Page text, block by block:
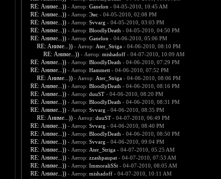
RE: Аниме...)) - Автор: Ganelon - 04-05-2010, 10:45 AM
RE: Аниме...)) - Автор: Энс- 04-05-2010, 02:08 PM
RE: Аниме...)) - Автор: Svvarg - 04-05-2010, 03:03 PM
RE: Аниме...)) - Автор: BloodlyDeath - 04-05-2010, 04:50 PM
RE: Аниме...)) - Автор: Ganelon - 04-06-2010, 05:06 PM
RE: Аниме...)) - Автор: Ater_Striga- 04-06-2010, 08:10 PM
RE: Аниме...)) - Автор: mishadoff- 04-07-2010, 10:09 AM
RE: Аниме...)) - Автор: BloodlyDeath - 04-06-2010, 07:29 PM
RE: Аниме...)) - Автор: Hammett- 04-06-2010, 07:52 PM
RE: Аниме...)) - Автор: Ater_Striga- 04-06-2010, 08:06 PM
RE: Аниме...)) - Автор: BloodlyDeath - 04-06-2010, 08:16 PM
RE: Аниме...)) - Автор: duuST- 04-06-2010, 08:20 PM
RE: Аниме...)) - Автор: BloodlyDeath - 04-06-2010, 08:31 PM
RE: Аниме...)) - Автор: Svvarg - 04-06-2010, 08:35 PM
RE: Аниме...)) - Автор: duuST- 04-07-2010, 06:49 PM
RE: Аниме...)) - Автор: Svvarg - 04-06-2010, 08:40 PM
RE: Аниме...)) - Автор: BloodlyDeath - 04-06-2010, 08:50 PM
RE: Аниме...)) - Автор: Svvarg - 04-06-2010, 09:04 PM
RE: Аниме...)) - Автор: Ater_Striga- 04-07-2010, 05:25 AM
RE: Аниме...)) - Автор: zzashpaupat- 04-07-2010, 07:53 AM
RE: Аниме...)) - Автор: ImmoraliSSt- 04-07-2010, 08:05 AM
RE: Аниме...)) - Автор: mishadoff- 04-07-2010, 10:11 AM